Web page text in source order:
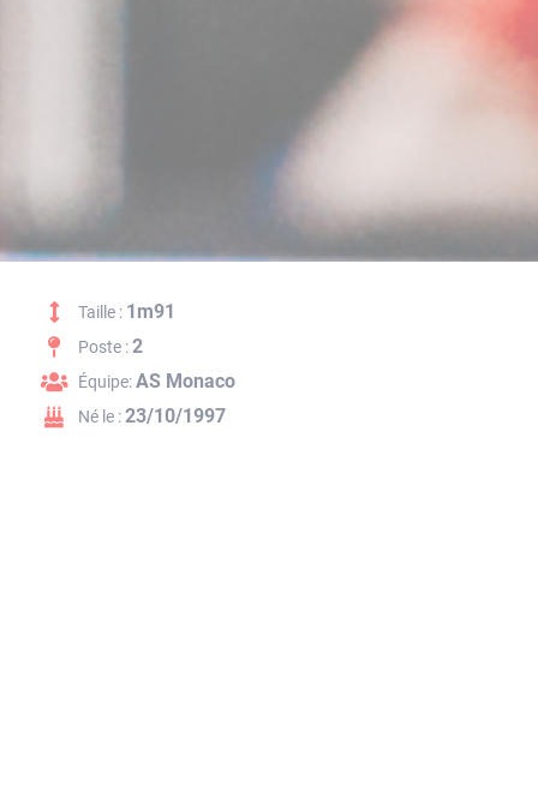
Taille : 1m91
Poste :2
Équipe:AS Monaco
Né le :23/10/1997